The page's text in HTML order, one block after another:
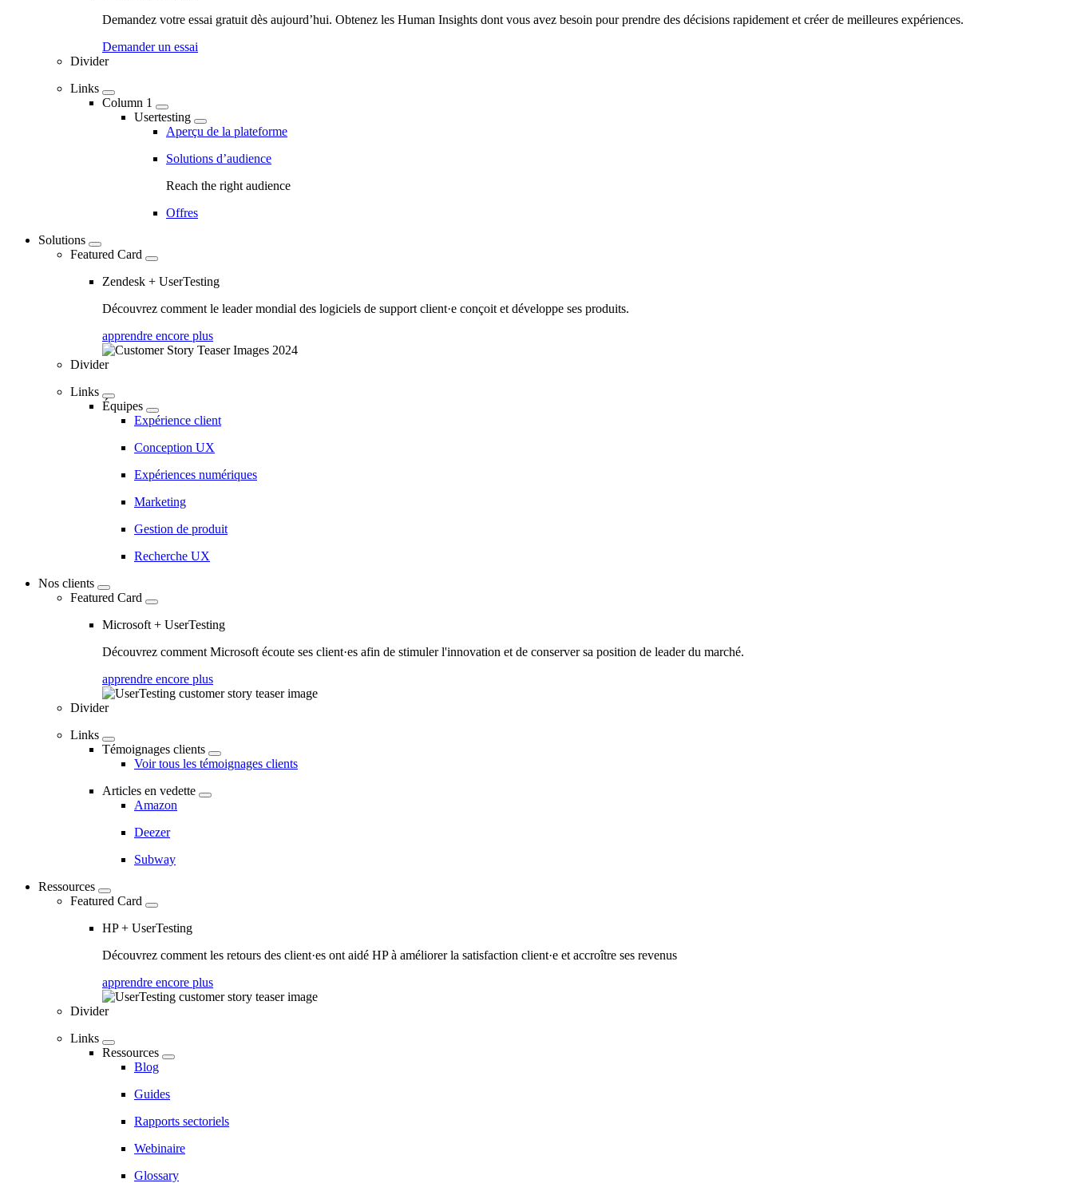
navigation
Demandez votre essai gratuit dès aujourd’hui. Obtenez les Human Insights dont vous avez besoin pour prendre des décisions rapidement et créer de meilleures expériences.
Demander un essai
Divider
Links
Column 1
Usertesting
Aperçu de la plateforme
Solutions d’audience
Reach the right audience
Offres
Solutions
Featured Card
Zendesk + UserTesting
Découvrez comment le leader mondial des logiciels de support client·e conçoit et développe ses produits.
apprendre encore plus
Divider
Links
Équipes
Expérience client
Conception UX
Expériences numériques
Marketing
Gestion de produit
Recherche UX
Nos clients
Featured Card
Microsoft + UserTesting
Découvrez comment Microsoft écoute ses client·es afin de stimuler l'innovation et de conserver sa position de leader du marché.
apprendre encore plus
Divider
Links
Témoignages clients
Voir tous les témoignages clients
Articles en vedette
Amazon
Deezer
Subway
Ressources
Featured Card
HP + UserTesting
Découvrez comment les retours des client·es ont aidé HP à améliorer la satisfaction client·e et accroître ses revenus
apprendre encore plus
Divider
Links
Ressources
Blog
Guides
Rapports sectoriels
Webinaire
Glossary